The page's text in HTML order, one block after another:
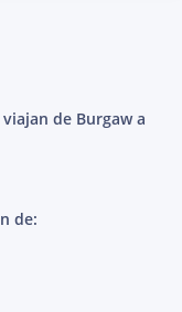
de Burgaw a
de: